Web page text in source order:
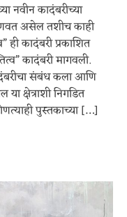
नवीन कादंबरीच्या
असेल तशीच काही
कादंबरी प्रकाशित
कादंबरी मागवली.
संबंध कला आणि
क्षेत्राशी निगडित
पुस्तकाच्या […]